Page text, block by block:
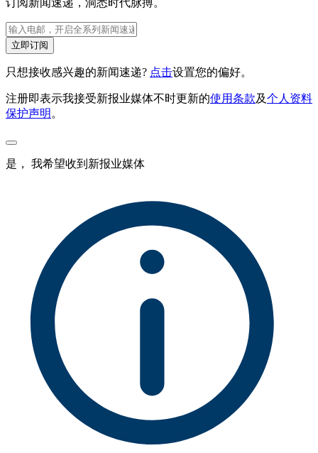
订阅新闻速递，洞悉时代脉搏。
立即订阅
只想接收感兴趣的新闻速递? 点击设置您的偏好。
注册即表示我接受新报业媒体不时更新的使用条款及个人资料
保护声明 。
是， 我希望收到新报业媒体